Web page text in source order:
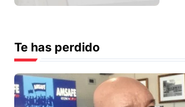
Te has perdido